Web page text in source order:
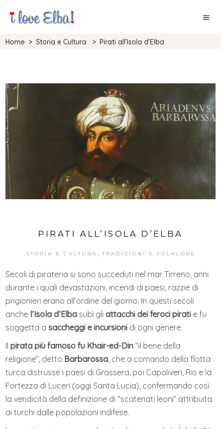
Home >Storia e Cultura >Pirati all’Isola d’Elba
PIRATI ALL’ISOLA D’ELBA
STORIA E CULTURA TRADIZIONI E FOLKLORE
Secoli di pirateria si sono succeduti nel mar Tirreno, anni
durante i quali devastazioni, incendi di paesi, razzie di
prigionieri erano all’ordine del giorno. In questi secoli
anche l’Isola d’Elba subì gliattacchi dei feroci pirati e fu
soggetta asaccheggi e incursioni di ogni genere.
Ilpirata più famoso fu Khair-ed-Din “il bene della
religione”, detto Barbarossa, che a comando della flotta
turca distrusse i paesi di Grassera, poi Capoliveri, Rio e la
Fortezza di Luceri (oggi Santa Lucia), confermando così
la veridicità della definizione di “scatenati leoni” attribuita
ai turchi dalle popolazioni indifese.